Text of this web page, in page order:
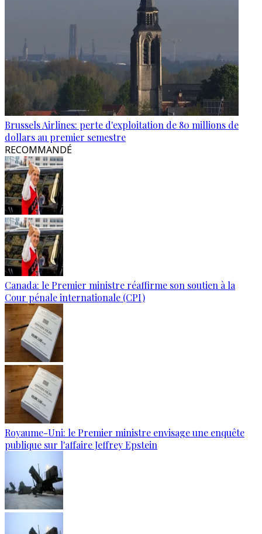
Brussels Airlines: perte d'exploitation de 80 millions de
dollars au premier semestre
RECOMMANDÉ
Canada: le Premier ministre réaffirme son soutien à la
Cour pénale internationale (CPI)
Royaume-Uni: le Premier ministre envisage une enquête
publique sur l'affaire Jeffrey Epstein